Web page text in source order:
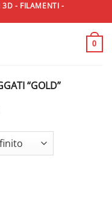
3D - FILAMENTI -
0
“GOLD”